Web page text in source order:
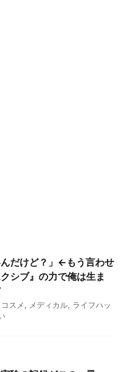
んだけど？」←もう言わせ
シブ』の力で俺は生ま
コスメ, メディカル, ライフハッ